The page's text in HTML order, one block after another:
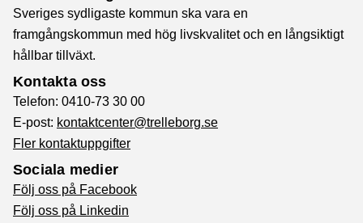
Sveriges sydligaste kommun ska vara en
framgångskommun med hög livskvalitet och en långsiktigt
hållbar tillväxt.
Kontakta oss
Telefon: 0410-73 30 00
E-post: kontaktcenter@trelleborg.se
Fler kontaktuppgifter
Sociala medier
Följ oss på Facebook
Följ oss på Linkedin